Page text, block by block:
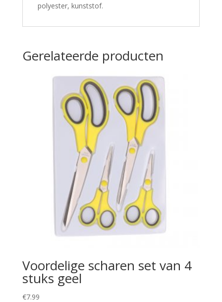
polyester, kunststof.
Gerelateerde producten
Voordelige scharen set van 4
stuks geel
€7.99